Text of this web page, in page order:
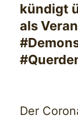
kündigt
als
Der